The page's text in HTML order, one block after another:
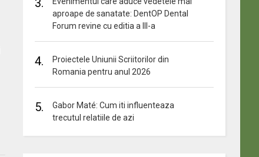
3.
aproape de sanatate: DentOP Dental
Forum revine cu editia a III-a
4.
Proiectele Uniunii Scriitorilor din
Romania pentru anul 2026
5.
Gabor Maté: Cum iti influenteaza
trecutul relatiile de azi